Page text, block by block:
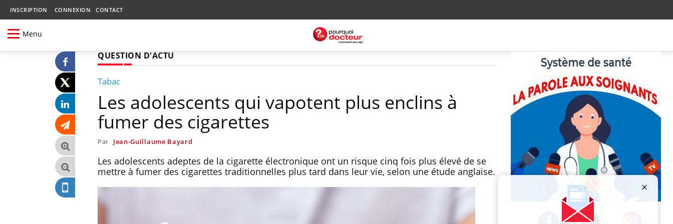
INSCRIPTION CONNEXION CONTACT
Menu
QUESTION D'ACTU
Tabac
Les adolescents qui vapotent plus enclins à
fumer des cigarettes
Par Jean-Guillaume Bayard
Les adolescents adeptes de la cigarette électronique ont un risque cinq fois plus élevé de se
mettre à fumer des cigarettes traditionnelles plus tard dans leur vie, selon une étude anglaise.